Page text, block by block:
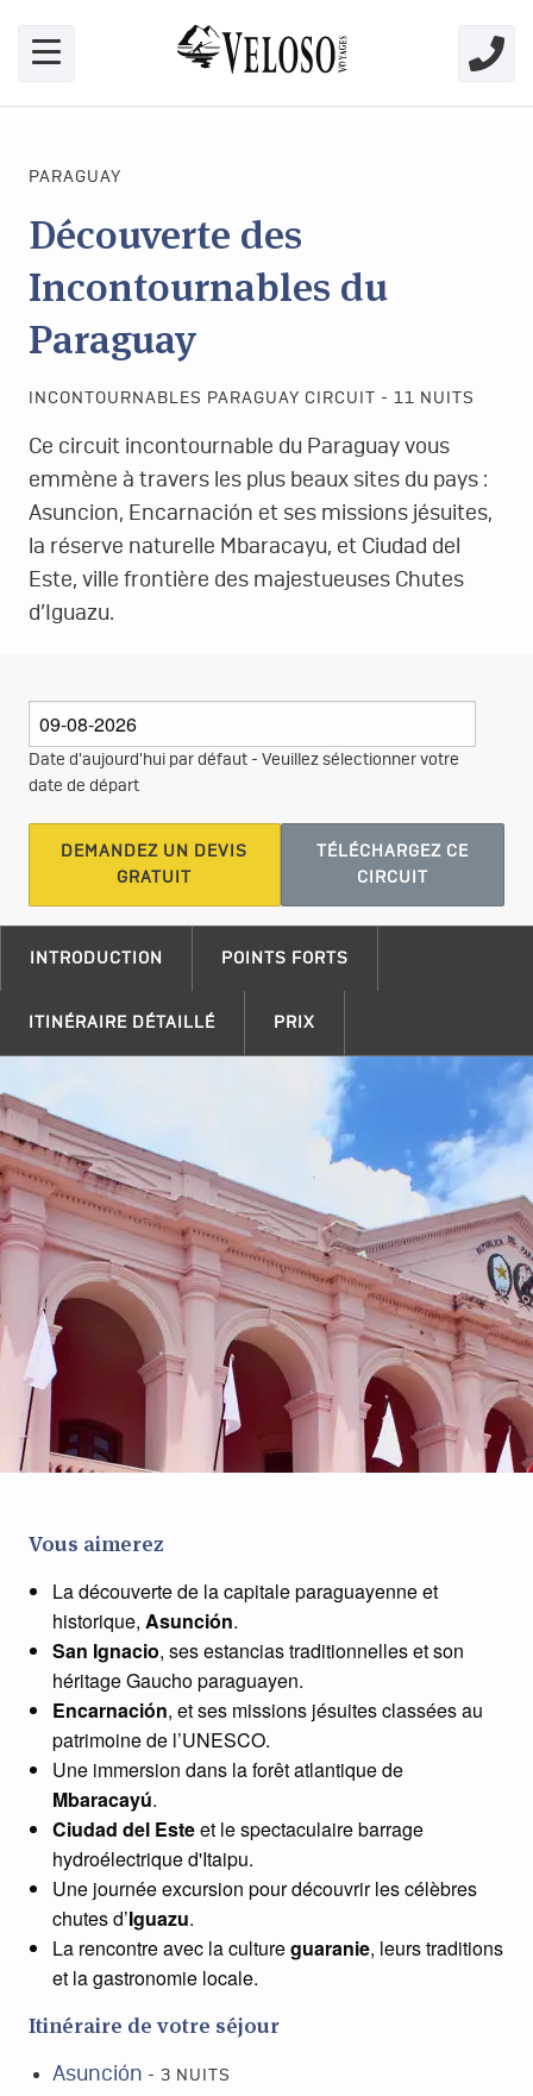
PARAGUAY
Découverte des
Incontournables du
Paraguay
INCONTOURNABLES PARAGUAY CIRCUIT - 11 NUITS
Ce circuit incontournable du Paraguay vous
emmène à travers les plus beaux sites du pays :
Asuncion, Encarnación et ses missions jésuites,
la réserve naturelle Mbaracayu, et Ciudad del
Este, ville frontière des majestueuses Chutes
d’Iguazu.
Date d'aujourd'hui par défaut - Veuillez sélectionner votre
date de départ
DEMANDEZ UN DEVIS
GRATUIT
TÉLÉCHARGEZ CE
CIRCUIT
INTRODUCTION POINTS FORTS
ITINÉRAIRE DÉTAILLÉ PRIX
Vous aimerez
La découverte de la capitale paraguayenne et
historique, Asunción.
San Ignacio, ses estancias traditionnelles et son
héritage Gaucho paraguayen.
Encarnación, et ses missions jésuites classées au
patrimoine de l’UNESCO.
Une immersion dans la forêt atlantique de
Mbaracayú.
Ciudad del Esteet le spectaculaire barrage
hydroélectrique d'Itaipu.
Une journée excursion pour découvrir les célèbres
chutes d’Iguazu.
La rencontre avec la cultureguaranie, leurs traditions
et la gastronomie locale.
Itinéraire de votre séjour
Asunción - 3 NUITS